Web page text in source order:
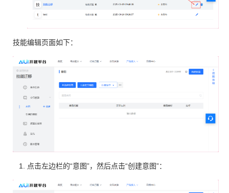
技能编辑页面如下：
点击左边栏的“意图”，然后点击“创建意图”：